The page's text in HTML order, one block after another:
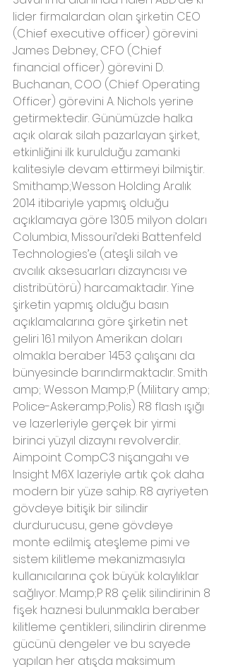
lider firmalardan olan şirketin CEO
(Chief executive officer) görevini
James Debney, CFO (Chief
financial officer) görevini D.
Buchanan, COO (Chief Operating
Officer) görevini A. Nichols yerine
getirmektedir. Günümüzde halka
açık olarak silah pazarlayan şirket,
etkinliğini ilk kurulduğu zamanki
kalitesiyle devam ettirmeyi bilmiştir.
Smithamp;Wesson Holding Aralık
2014 itibariyle yapmış olduğu
açıklamaya göre 130.5 milyon doları
Columbia, Missouri’deki Battenfeld
Technologies’e (ateşli silah ve
avcılık aksesuarları dizayncısı ve
distribütörü) harcamaktadır. Yine
şirketin yapmış olduğu basın
açıklamalarına göre şirketin net
geliri 16.1 milyon Amerikan doları
olmakla beraber 1453 çalışanı da
bünyesinde barındırmaktadır. Smith
amp; Wesson Mamp;P (Military amp;
Police-Askeramp;Polis) R8 flash ışığı
ve lazerleriyle gerçek bir yirmi
birinci yüzyıl dizaynı revolverdir.
Aimpoint CompC3 nişangahı ve
Insight M6X lazeriyle artık çok daha
modern bir yüze sahip. R8 ayriyeten
gövdeye bitişik bir silindir
durdurucusu, gene gövdeye
monte edilmiş ateşleme pimi ve
sistem kilitleme mekanizmasıyla
kullanıcılarına çok büyük kolaylıklar
sağlıyor. Mamp;P R8 çelik silindirinin 8
fişek haznesi bulunmakla beraber
kilitleme çentikleri, silindirin direnme
gücünü dengeler ve bu sayede
yapılan her atışda maksimum